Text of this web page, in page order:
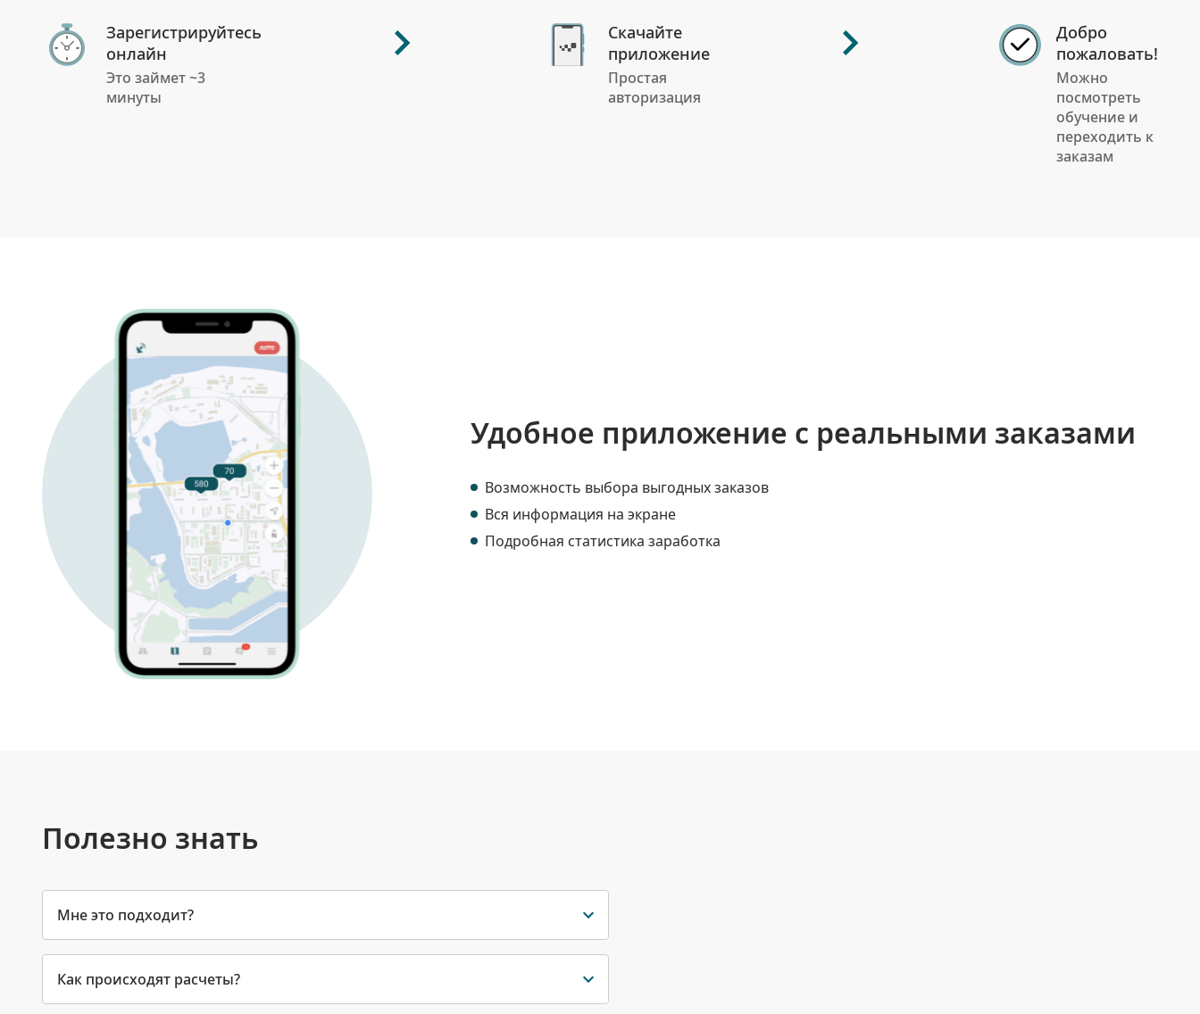
Зарегистрируйтесь
онлайн
Это займет ~3
минуты
Скачайте
приложение
Простая
авторизация
Добро
пожаловать!
Можно
посмотреть
обучение и
переходить к
заказам
Удобное приложение с реальными заказами
Возможность выбора выгодных заказов
Вся информация на экране
Подробная статистика заработка
Полезно знать
Мне это подходит?
Как происходят расчеты?